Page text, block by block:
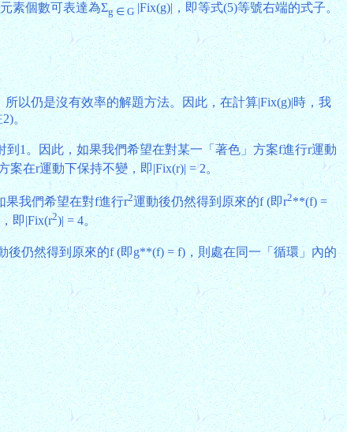
素個數可表達為Σg ∈ G|Fix(g)|，即等式(5)等號右端的式子。
以仍是沒有效率的解題方法。因此，在計算|Fix(g)|時，我
。
1。因此，如果我們希望在對某一「著色」方案f進行r運動
案在r運動下保持不變，即|Fix(r)| = 2。
果我們希望在對f進行r2運動後仍然得到原來的f (即r2**(f) =
即|Fix(r2)| = 4。
仍然得到原來的f (即g**(f) = f)，則處在同一「循環」內的